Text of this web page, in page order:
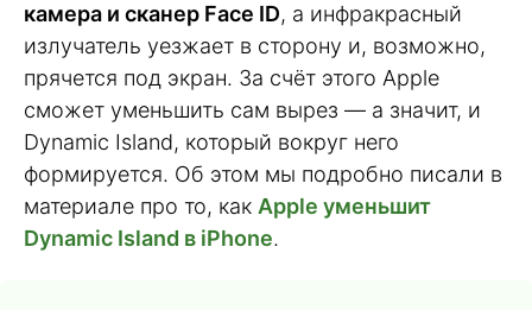
камера и сканер Face ID, а инфракрасный
излучатель уезжает в сторону и, возможно,
прячется под экран. За счёт этого Apple
сможет уменьшить сам вырез — а значит, и
Dynamic Island, который вокруг него
формируется. Об этом мы подробно писали в
материале про то, как Apple уменьшит
Dynamic Island в iPhone.